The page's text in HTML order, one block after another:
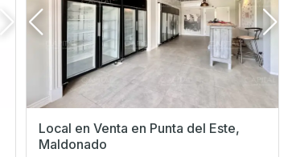
Local en Venta en Punta del Este,
Maldonado